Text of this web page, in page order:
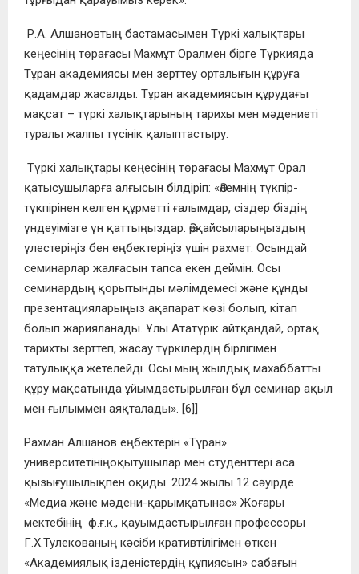
Р.А. Алшановтың бастамасымен Түркі халықтары
кеңесінің төрағасы Махмұт Оралмен бірге Түркияда
Тұран академиясы мен зерттеу орталығын құруға
қадамдар жасалды. Тұран академиясын құрудағы
мақсат – түркі халықтарының тарихы мен мәдениеті
туралы жалпы түсінік қалыптастыру.
Түркі халықтары кеңесінің төрағасы Махмұт Орал
қатысушыларға алғысын білдіріп: «Әлемнің түкпір-
түкпірінен келген құрметті ғалымдар, сіздер біздің
үндеуімізге үн қаттыңыздар. Әрқайсыларыңыздың
үлестеріңіз бен еңбектеріңіз үшін рахмет. Осындай
семинарлар жалғасын тапса екен деймін. Осы
семинардың қорытынды мәлімдемесі және құнды
презентацияларыңыз ақапарат көзі болып, кітап
болып жарияланады. Ұлы Ататүрік айтқандай, ортақ
тарихты зерттеп, жасау түркілердің бірлігімен
татулыққа жетелейді. Осы мың жылдық махаббатты
құру мақсатында ұйымдастырылған бұл семинар ақыл
мен ғылыммен аяқталады». [6]]
Рахман Алшанов еңбектерін «Тұран»
университетініңоқытушылар мен студенттері аса
қызығушылықпен оқиды. 2024 жылы 12 сәуірде
«Медиа және мәдени-қарымқатынас» Жоғары
мектебінің ф.ғ.к., қауымдастырылған профессоры
Г.Х.Тулекованың кәсіби кративтілігімен өткен
«Академиялық ізденістердің құпиясын» сабағын